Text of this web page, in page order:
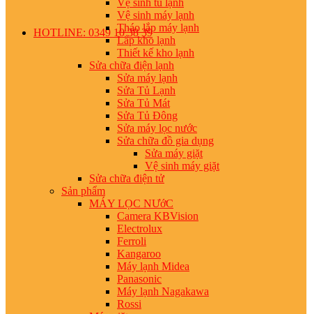
HOTLINE: 0349 10 38 39
Vệ sinh tủ lạnh
Vệ sinh máy lạnh
Tháo lắp máy lạnh
Lắp kho lạnh
Thiết kế kho lạnh
Sửa chữa điện lạnh
Sửa máy lạnh
Sửa Tủ Lạnh
Sửa Tủ Mát
Sửa Tủ Đông
Sửa máy lọc nước
Sửa chữa đồ gia dụng
Sửa máy giặt
Vệ sinh máy giặt
Sửa chữa điện tử
Sản phẩm
MÁY LỌC NƯớC
Camera KBVision
Electrolux
Ferroli
Kangaroo
Máy lạnh Midea
Panasonic
Máy lạnh Nagakawa
Rossi